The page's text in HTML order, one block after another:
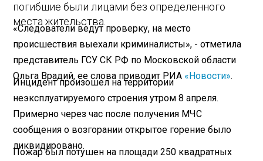
погибшие были лицами без определенного
места жительства.
«Следователи ведут проверку, на место
происшествия выехали криминалисты», - отметила
представитель ГСУ СК РФ по Московской области
Ольга Врадий, ее слова приводит РИА «Новости».
Инцидент произошел на территории
неэксплуатируемого строения утром 8 апреля.
Примерно через час после получения МЧС
сообщения о возгорании открытое горение было
ликвидировано.
Пожар был потушен на площади 250 квадратных